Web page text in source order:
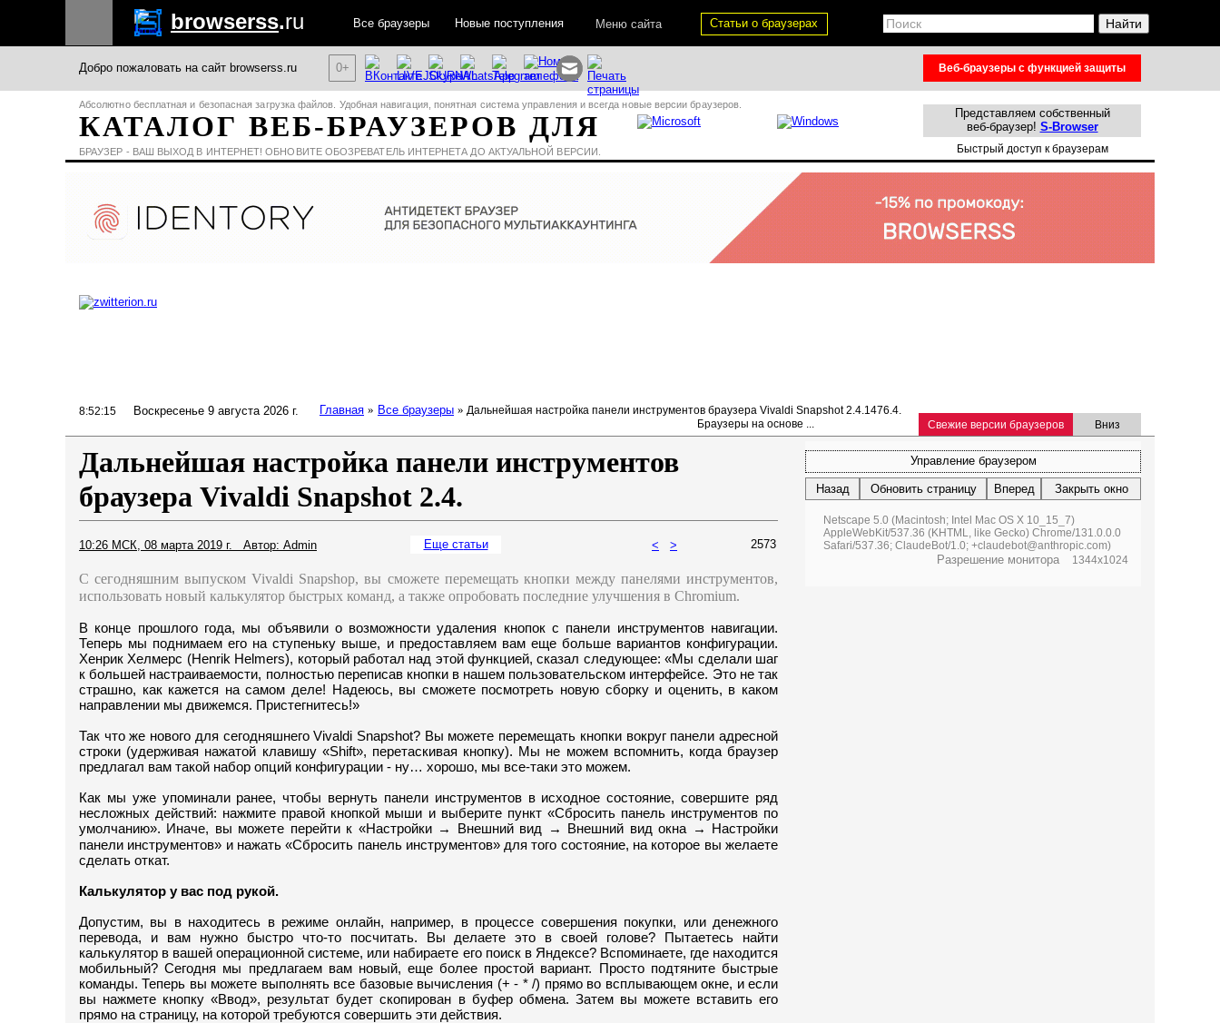
Вниз
Свежие версии браузеров
8:52:16 Воскресенье 9 августа 2026 г. Главная » Все браузеры » Дальнейшая настройка панели инструментов браузера Vivaldi Snapshot 2.4.1476.4.
1344x1024
Netscape 5.0 (Macintosh; Intel Mac OS X 10_15_7)
AppleWebKit/537.36 (KHTML, like Gecko) Chrome/131.0.0.0
Safari/537.36; ClaudeBot/1.0; +claudebot@anthropic.com)
Разрешение монитора
Назад Вперед
Обновить страницу Закрыть окно
Управление браузером
10:26 МСК, 08 марта 2019 г. Автор: Admin
С сегодняшним выпуском Vivaldi Snapshop, вы сможете перемещать кнопки между панелями инструментов,
использовать новый калькулятор быстрых команд, а также опробовать последние улучшения в Chromium.
В конце прошлого года, мы объявили о возможности удаления кнопок с панели инструментов навигации.
Теперь мы поднимаем его на ступеньку выше, и предоставляем вам еще больше вариантов конфигурации.
Хенрик Хелмерс (Henrik Helmers), который работал над этой функцией, сказал следующее: «Мы сделали шаг
к большей настраиваемости, полностью переписав кнопки в нашем пользовательском интерфейсе. Это не так
страшно, как кажется на самом деле! Надеюсь, вы сможете посмотреть новую сборку и оценить, в каком
направлении мы движемся. Пристегнитесь!»
Так что же нового для сегодняшнего Vivaldi Snapshot? Вы можете перемещать кнопки вокруг панели адресной
строки (удерживая нажатой клавишу «Shift», перетаскивая кнопку). Мы не можем вспомнить, когда браузер
предлагал вам такой набор опций конфигурации - ну… хорошо, мы все-таки это можем.
Как мы уже упоминали ранее, чтобы вернуть панели инструментов в исходное состояние, совершите ряд
несложных действий: нажмите правой кнопкой мыши и выберите пункт «Сбросить панель инструментов по
умолчанию». Иначе, вы можете перейти к «Настройки → Внешний вид → Внешний вид окна →
Настройки
панели инструментов» и нажать «Сбросить панель инструментов» для того состояние, на которое вы желаете
сделать откат.
Калькулятор у вас под рукой.
Допустим, вы в находитесь в режиме онлайн, например, в процессе совершения покупки, или денежного
перевода, и вам нужно быстро что-то посчитать. Вы делаете это в своей голове? Пытаетесь найти
калькулятор в вашей операционной системе, или набираете его поиск в Яндексе? Вспоминаете, где находится
мобильный? Сегодня мы предлагаем вам новый, еще более простой вариант. Просто подтяните быстрые
команды. Теперь вы можете выполнять все базовые вычисления (+ - * /) прямо во всплывающем окне, и если
вы нажмете кнопку «Ввод», результат будет скопирован в буфер обмена. Затем вы можете вставить его
прямо на страницу, на которой требуются совершить эти действия.
2573
Еще статьи < >
Дальнейшая настройка панели инструментов
браузера Vivaldi Snapshot 2.4.
Браузеры на основе ...
КАТАЛОГ ВЕБ-БРАУЗЕРОВ ДЛЯ
Абсолютно бесплатная и безопасная загрузка файлов. Удобная навигация, понятная система управления и всегда новые версии браузеров.
БРАУЗЕР - ВАШ ВЫХОД В ИНТЕРНЕТ! ОБНОВИТЕ ОБОЗРЕВАТЕЛЬ ИНТЕРНЕТА ДО АКТУАЛЬНОЙ ВЕРСИИ.
Представляем собственный
веб-браузер! S-Browser
Быстрый доступ к браузерам
0+ Веб-браузеры с функцией защиты
Добро пожаловать на сайт browserss.ru
Статьи о браузерах
browserss.ru Все браузеры Новые поступления Меню сайта